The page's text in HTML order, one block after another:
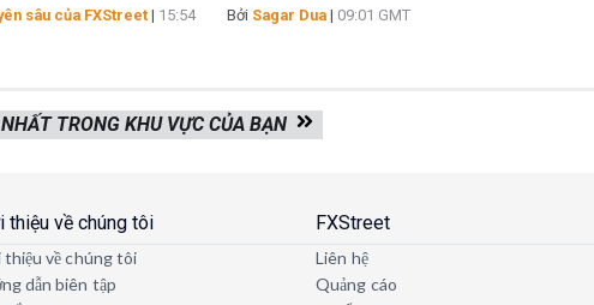
sâu của FXStreet| 15:54
Bởi Sagar Dua| 09:01 GMT
TRONG KHU VỰC CỦA BẠN
thiệu về chúng tôi
thiệu về chúng tôi
dẫn biên tập
FXStreet
Liên hệ
Quảng cáo